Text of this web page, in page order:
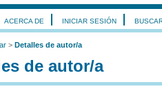
ACERCA DE INICIAR SESIÓN
> Detalles de autor/a
de autor/a